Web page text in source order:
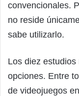
convencionales.
no reside
sabe utilizarlo.
Los diez
opciones. Entre
de videojuegos